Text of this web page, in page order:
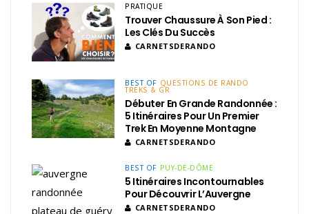
PRATIQUE
Trouver Chaussure À Son Pied :
Les Clés Du Succès
CARNETSDERANDO
BEST OF QUESTIONS DE RANDO
TREKS & GR
Débuter En Grande Randonnée :
5 Itinéraires Pour Un Premier
Trek En Moyenne Montagne
CARNETSDERANDO
BEST OF PUY-DE-DÔME
5 Itinéraires Incontournables
Pour Découvrir L’Auvergne
CARNETSDERANDO